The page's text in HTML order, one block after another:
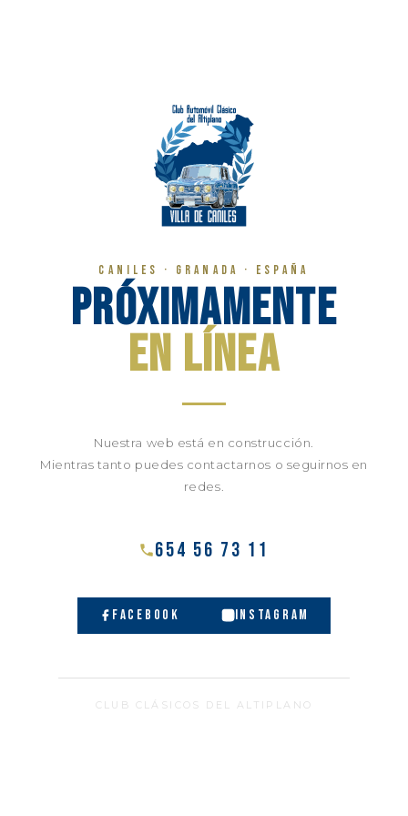
Caniles · Granada · España
Próximamente
en línea
Nuestra web está en construcción.
Mientras tanto puedes contactarnos o seguirnos en
redes.
654 56 73 11
Facebook Instagram
CLUB CLÁSICOS DEL ALTIPLANO